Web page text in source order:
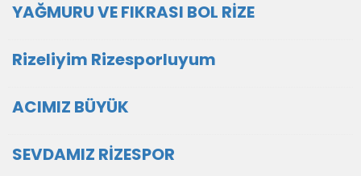
YAĞMURU VE FIKRASI BOL RİZE
Rizeliyim Rizesporluyum
ACIMIZ BÜYÜK
SEVDAMIZ RİZESPOR